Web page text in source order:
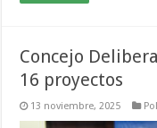
Concejo
16 proyectos
13 noviembre, 2025